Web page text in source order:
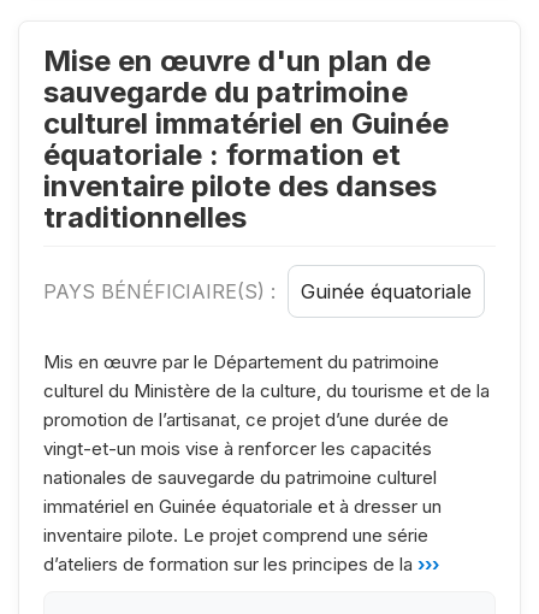
Mise en œuvre d'un plan de
sauvegarde du patrimoine
culturel immatériel en Guinée
équatoriale : formation et
inventaire pilote des danses
traditionnelles
PAYS BÉNÉFICIAIRE(S) : Guinée équatoriale
Mis en œuvre par le Département du patrimoine
culturel du Ministère de la culture, du tourisme et de la
promotion de l’artisanat, ce projet d’une durée de
vingt-et-un mois vise à renforcer les capacités
nationales de sauvegarde du patrimoine culturel
immatériel en Guinée équatoriale et à dresser un
inventaire pilote. Le projet comprend une série
d’ateliers de formation sur les principes de la ›››